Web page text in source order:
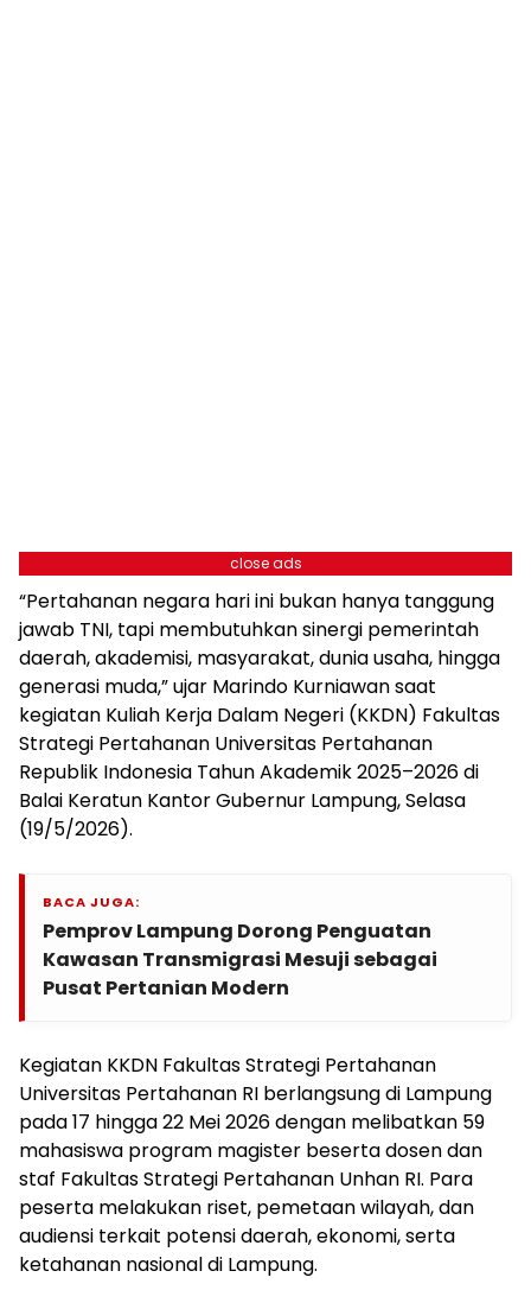
close ads
“Pertahanan negara hari ini bukan hanya tanggung
jawab TNI, tapi membutuhkan sinergi pemerintah
daerah, akademisi, masyarakat, dunia usaha, hingga
generasi muda,” ujar Marindo Kurniawan saat
kegiatan Kuliah Kerja Dalam Negeri (KKDN) Fakultas
Strategi Pertahanan Universitas Pertahanan
Republik Indonesia Tahun Akademik 2025–2026 di
Balai Keratun Kantor Gubernur Lampung, Selasa
(19/5/2026).
BACA JUGA:
Pemprov Lampung Dorong Penguatan
Kawasan Transmigrasi Mesuji sebagai
Pusat Pertanian Modern
Kegiatan KKDN Fakultas Strategi Pertahanan
Universitas Pertahanan RI berlangsung di Lampung
pada 17 hingga 22 Mei 2026 dengan melibatkan 59
mahasiswa program magister beserta dosen dan
staf Fakultas Strategi Pertahanan Unhan RI. Para
peserta melakukan riset, pemetaan wilayah, dan
audiensi terkait potensi daerah, ekonomi, serta
ketahanan nasional di Lampung.